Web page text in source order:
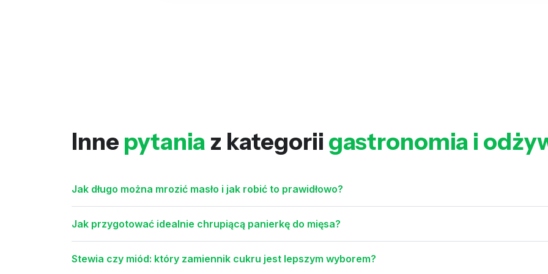
Inne pytania z kategorii gastronomia i
Jak długo można mrozić masło i jak robić to prawidłowo?
Jak przygotować idealnie chrupiącą panierkę do mięsa?
Stewia czy miód: który zamiennik cukru jest lepszym wyborem?